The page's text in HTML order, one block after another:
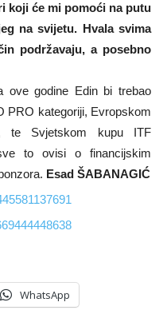
koji će mi pomoći na putu
na svijetu. Hvala svima
podržavaju, a posebno
ove godine Edin bi trebao
PRO kategoriji, Evropskom
te Svjetskom kupu ITF
to ovisi o financijskim
Esad ŠABANAGIĆ
WhatsApp